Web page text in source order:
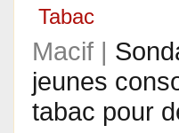
Tabac
Macif |
jeunes
tabac pour